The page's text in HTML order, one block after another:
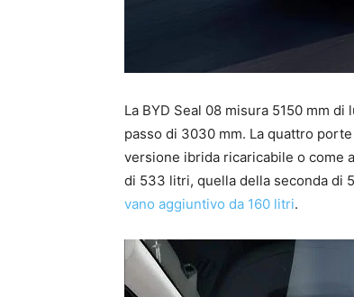
La BYD Seal 08 misura 5150 mm
passo di 3030 mm. La quattro
versione ibrida ricaricabile o come
di 533 litri, quella della seconda di
vano aggiuntivo da 160 litri.